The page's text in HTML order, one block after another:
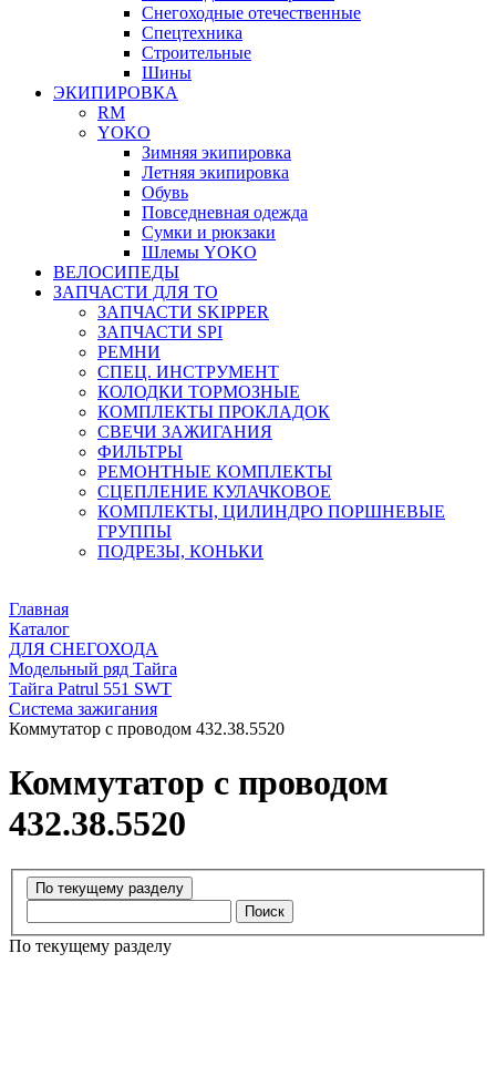
Снегоходные отечественные
Спецтехника
Строительные
Шины
ЭКИПИРОВКА
RM
YOKO
Зимняя экипировка
Летняя экипировка
Обувь
Повседневная одежда
Сумки и рюкзаки
Шлемы YOKO
ВЕЛОСИПЕДЫ
ЗАПЧАСТИ ДЛЯ ТО
ЗАПЧАСТИ SKIPPER
ЗАПЧАСТИ SPI
РЕМНИ
СПЕЦ. ИНСТРУМЕНТ
КОЛОДКИ ТОРМОЗНЫЕ
КОМПЛЕКТЫ ПРОКЛАДОК
СВЕЧИ ЗАЖИГАНИЯ
ФИЛЬТРЫ
РЕМОНТНЫЕ КОМПЛЕКТЫ
СЦЕПЛЕНИЕ КУЛАЧКОВОЕ
КОМПЛЕКТЫ, ЦИЛИНДРО ПОРШНЕВЫЕ
ГРУППЫ
ПОДРЕЗЫ, КОНЬКИ
Главная
Каталог
ДЛЯ СНЕГОХОДА
Модельный ряд Тайга
Тайга Patrul 551 SWT
Система зажигания
Коммутатор с проводом 432.38.5520
Коммутатор с проводом
432.38.5520
Поиск
По текущему разделу